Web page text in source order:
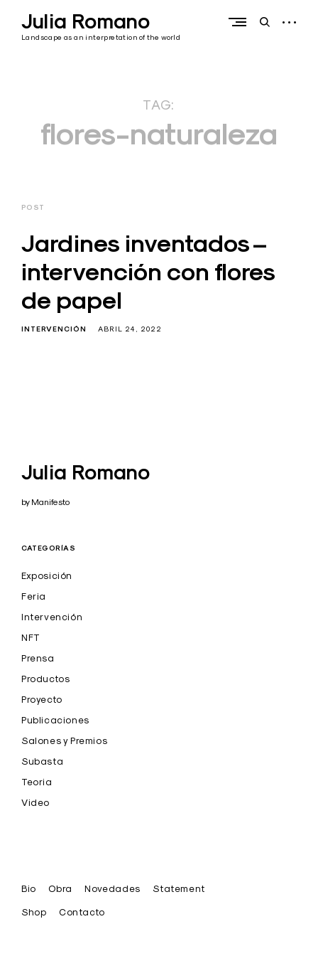
contentJulia Romano
Landscape as an interpretation of the world
openopen
TAG:
flores-naturaleza
POST
Jardines inventados –
intervención con flores
de papel
INTERVENCIÓN ABRIL 24, 2022
Julia Romano
by Manifesto
CATEGORÍAS
Exposición
Feria
Intervención
NFT
Prensa
Productos
Proyecto
Publicaciones
Salones y Premios
Subasta
Teoria
Video
Bio Obra Novedades Statement
Shop Contacto